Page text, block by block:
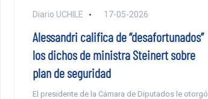
Diario UCHILE 17-05-2026
Alessandri califica de “desafortunados”
los dichos de ministra Steinert sobre
plan de seguridad
El presidente de la Cámara de Diputados le otorgó